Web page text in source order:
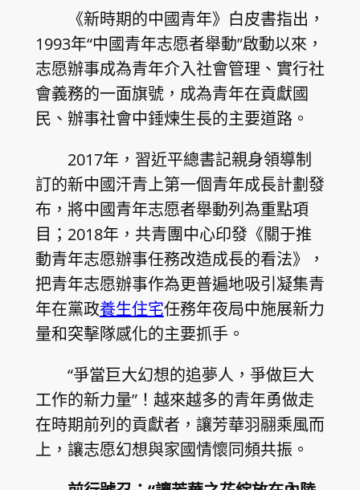
《新時期的中國青年》白皮書指出，
1993年“中國青年志愿者舉動”啟動以來，
志愿辦事成為青年介入社會管理、實行社
會義務的一面旗號，成為青年在貢獻國
民、辦事社會中錘煉生長的主要道路。
2017年，習近平總書記親身領導制
訂的新中國汗青上第一個青年成長計劃發
布，將中國青年志愿者舉動列為重點項
目；2018年，共青團中心印發《關于推
動青年志愿辦事任務改造成長的看法》，
把青年志愿辦事作為更普遍地吸引凝集青
年在黨政養生住宅任務年夜局中施展新力
量和突擊隊感化的主要抓手。
“爭當巨大幻想的追夢人，爭做巨大
工作的新力量”！越來越多的青年勇做走
在時期前列的貢獻者，讓芳華羽翮乘風而
上，讓志愿幻想與家國情懷同頻共振。